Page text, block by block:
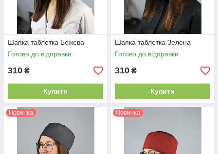
Шапка таблетка Бежева
Готово до відправки
310 ₴
Купити
Шапка таблетка Зелена
Готово до відправки
310 ₴
Купити
Новинка Новинка